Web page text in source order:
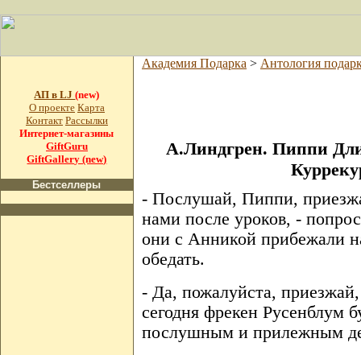
АП в LJ(new)
О проекте Карта
Контакт Рассылки
Интернет-магазины
GiftGuru
GiftGallery (new)
Бестселлеры
Академия Подарка > Антология
А.Линдгрен. Пиппи
- Послушай, Пиппи,
нами после уроков, -
они с Анникой прибежали
обедать.
- Да, пожалуйста,
сегодня фрекен Русенблум
послушным и прилежным